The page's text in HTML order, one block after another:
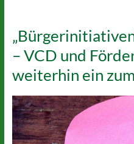
– VCD und
weiterhin ein